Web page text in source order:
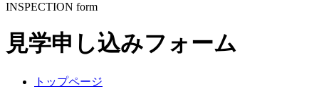
INSPECTION form
見学申し込みフォーム
トップページ